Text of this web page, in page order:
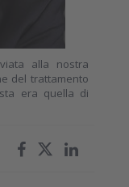
alla nostra
del trattamento
era quella di